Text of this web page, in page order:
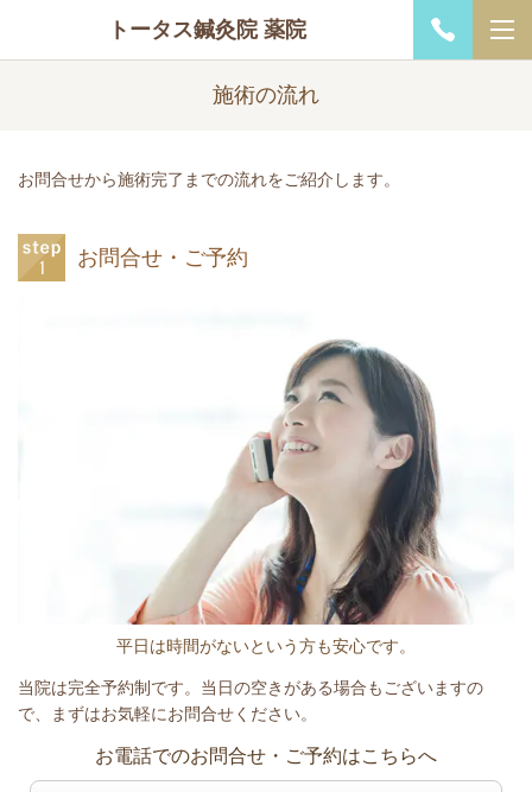
トータス鍼灸院 薬院
施術の流れ
お問合せから施術完了までの流れをご紹介します。
お問合せ・ご予約
平日は時間がないという方も安心です。
当院は完全予約制です。当日の空きがある場合もございますの
で、まずはお気軽にお問合せください。
お電話でのお問合せ・ご予約はこちらへ